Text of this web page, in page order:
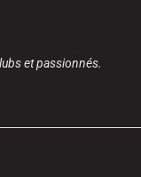
et passionnés.